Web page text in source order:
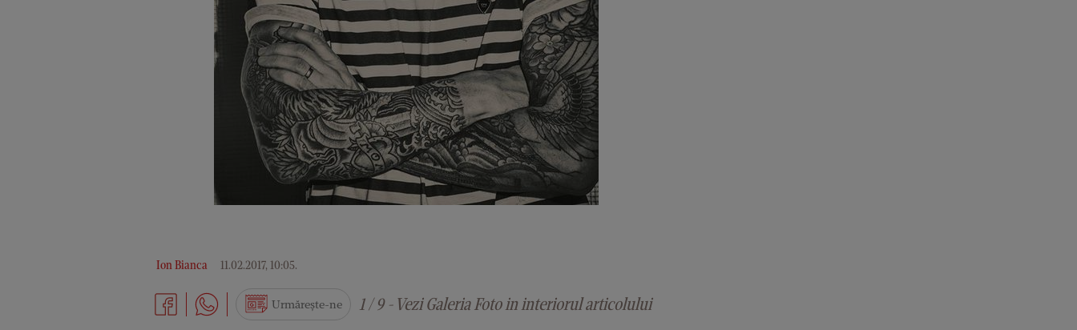
Ion Bianca 11.02.2017, 10:05.
Urmărește-ne 1 / 9 - Vezi Galeria Foto in interiorul articolului